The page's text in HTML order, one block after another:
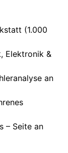
(1.000
Elektronik &
an
– Seite an